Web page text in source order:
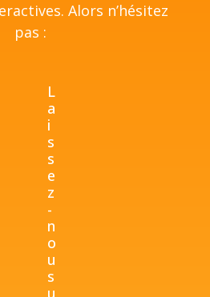
Alors n’hésitez
pas :
L
a
i
s
s
e
z
-
n
o
u
s
u